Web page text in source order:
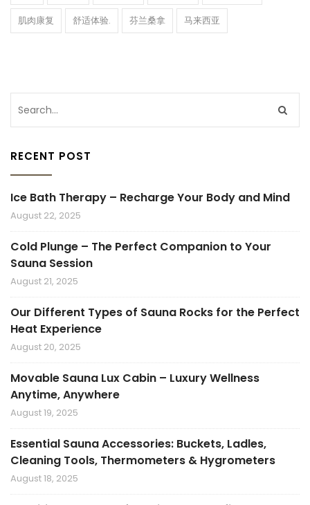
肌肉康复 舒适体验. 芬兰桑拿 马来西亚
RECENT POST
Ice Bath Therapy – Recharge Your Body and Mind
August 22, 2025
Cold Plunge – The Perfect Companion to Your
Sauna Session
August 21, 2025
Our Different Types of Sauna Rocks for the Perfect
Heat Experience
August 20, 2025
Movable Sauna Lux Cabin – Luxury Wellness
Anytime, Anywhere
August 19, 2025
Essential Sauna Accessories: Buckets, Ladles,
Cleaning Tools, Thermometers & Hygrometers
August 18, 2025